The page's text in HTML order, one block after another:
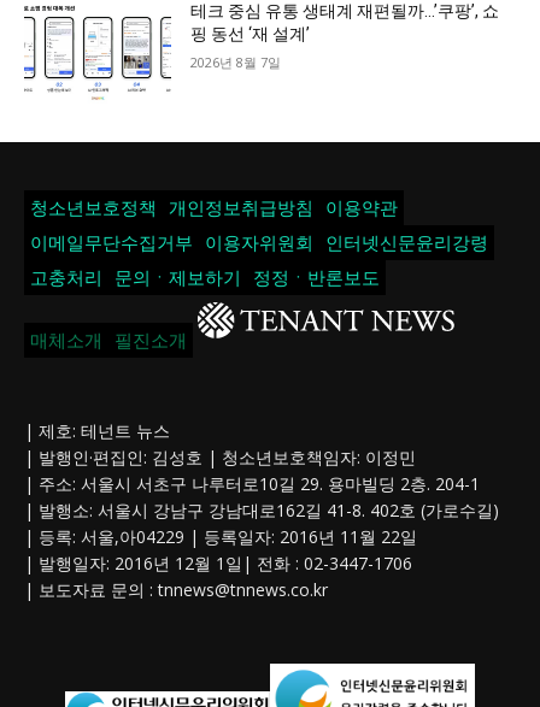
테크 중심 유통 생태계 재편될까…’쿠팡’, 쇼
핑 동선 ‘재 설계’
2026년 8월 7일
청소년보호정책 개인정보취급방침
이용약관
이메일무단수집거부
이용자위원회
인터넷신문윤리강령
고충처리
문의ㆍ제보하기 정정ㆍ반론보도
매체소개 필진소개
| 제호: 테넌트 뉴스
| 발행인·편집인: 김성호 | 청소년보호책임자: 이정민
| 주소: 서울시 서초구 나루터로10길 29. 용마빌딩 2층. 204-1
| 발행소: 서울시 강남구 강남대로162길 41-8. 402호 (가로수길)
| 등록: 서울,아04229 | 등록일자: 2016년 11월 22일
| 발행일자: 2016년 12월 1일| 전화 : 02-3447-1706
| 보도자료 문의 :tnnews@tnnews.co.kr